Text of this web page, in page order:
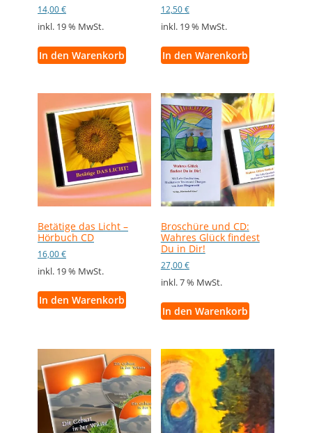
14,00€
inkl. 19 % MwSt.
In den Warenkorb
12,50€
inkl. 19 % MwSt.
In den Warenkorb
Betätige das Licht –
Hörbuch CD
16,00€
inkl. 19 % MwSt.
In den Warenkorb
Broschüre und CD:
Wahres Glück findest
Du in Dir!
27,00€
inkl. 7 % MwSt.
In den Warenkorb